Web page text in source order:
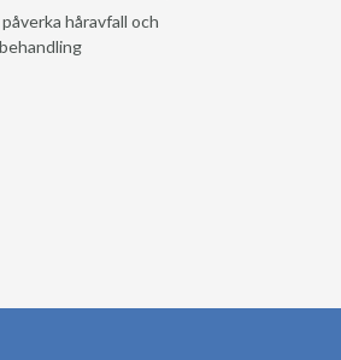
håravfall och